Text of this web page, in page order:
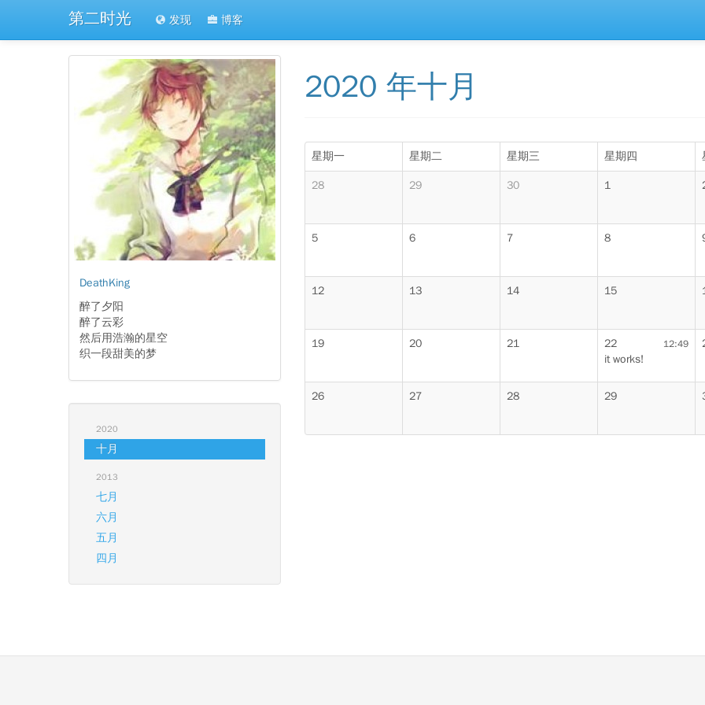
第二时光 发现 博客
DeathKing
醉了夕阳
醉了云彩
然后用浩瀚的星空
织一段甜美的梦
2020
十月
2013
七月
六月
五月
四月
2020 年十月
星期一 星期二 星期三 星期四
28 29 30 1
5 6 7 8
12 13 14 15
19 20 21 12:49
22
it works!
26 27 28 29